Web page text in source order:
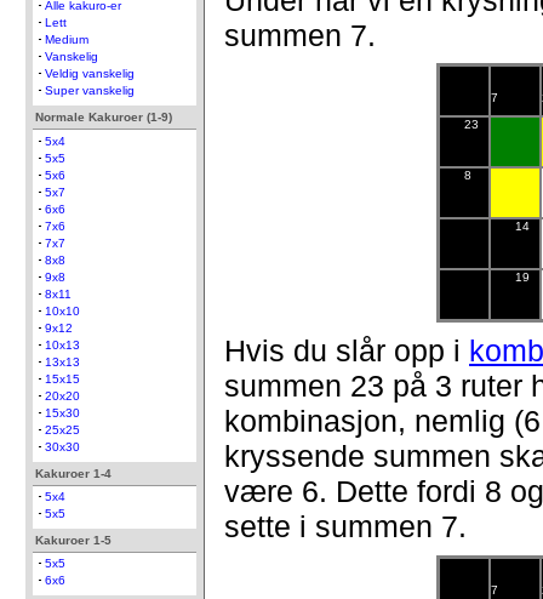
Alle kakuro-er
Lett
Medium
Vanskelig
Veldig vanskelig
Super vanskelig
Normale Kakuroer (1-9)
5x4
5x5
5x6
5x7
6x6
7x6
7x7
8x8
9x8
8x11
10x10
9x12
10x13
13x13
15x15
20x20
15x30
25x25
30x30
Kakuroer 1-4
5x4
5x5
Kakuroer 1-5
5x5
6x6
summen 7.
7
23
8
14
19
Hvis du slår opp i
summen 23 på 3 ruter
kombinasjon, nemlig
kryssende summen
være 6. Dette fordi 8
sette i summen 7.
7